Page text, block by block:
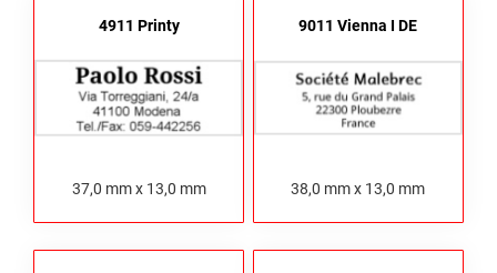
4911 Printy
37,0 mm x 13,0 mm
9011 Vienna I DE
38,0 mm x 13,0 mm